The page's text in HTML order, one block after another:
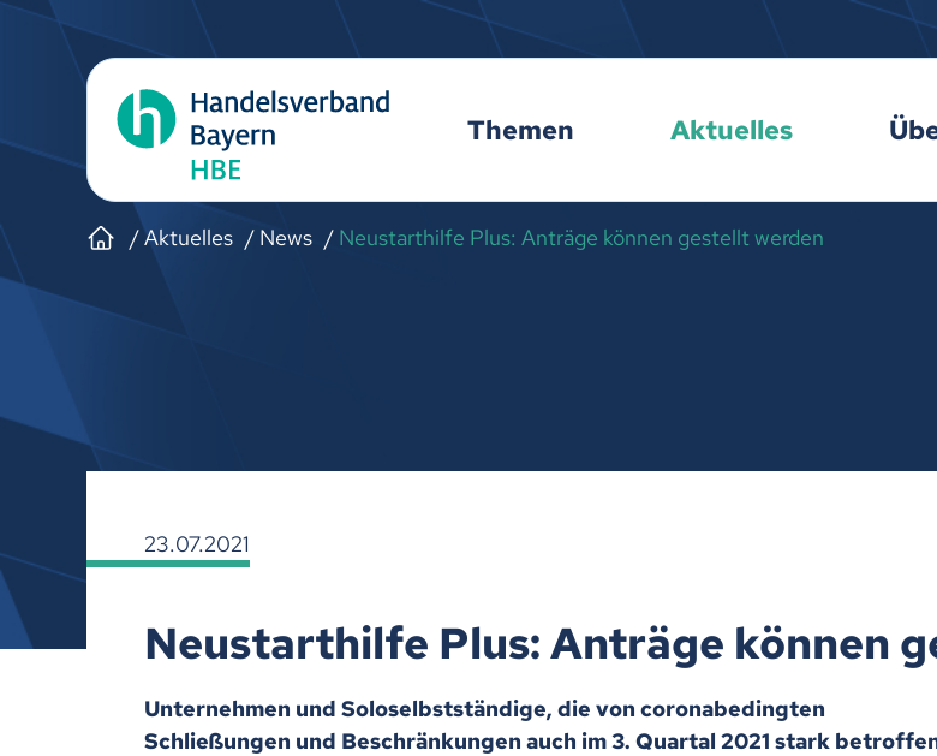
Themen Aktuelles
Aktuelles News Neustarthilfe Plus: Anträge können gestellt werden
23.07.2021
Neustarthilfe Plus: Anträge können
Unternehmen und Soloselbstständige, die von coronabedingten
Schließungen und Beschränkungen auch im 3. Quartal 2021 stark